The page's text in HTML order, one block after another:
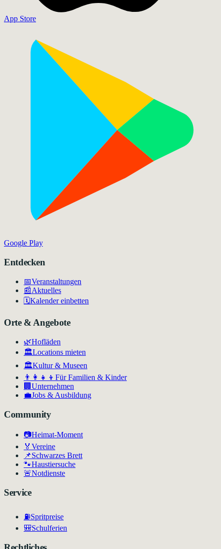
App Store
Google Play
Entdecken
📅Veranstaltungen
📰Aktuelles
🗓️Kalender einbetten
Orte & Angebote
🌿Hofläden
🏛️Locations mieten
🏛Kultur & Museen
👨‍👩‍👧‍👦 Für Familien & Kinder
🏢 Unternehmen
💼Jobs & Ausbildung
Community
📷Heimat-Moment
🏅 Vereine
📌Schwarzes Brett
🐾Haustiersuche
🚨Notdienste
Service
⛽Spritpreise
🎒Schulferien